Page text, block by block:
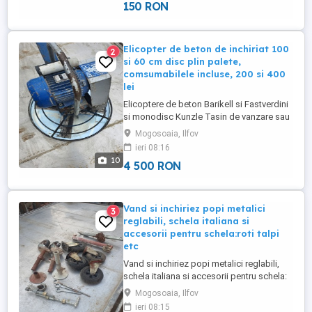
Posibilitate ...
150 RON
10
2
Elicopter de beton de inchiriat 100
si 60 cm disc plin palete,
comsumabilele incluse, 200 si 400
lei
Elicoptere de beton Barikell si Fastverdini
si monodisc Kunzle Tasin de vanzare sau
inchiriat 100cm diametru, motor termic
Subaru Ex17 si 60 cm, electric FastVerdini
disc plin palete, consumabilele incluse,
400 si 200 lei/zi. Pret vanzare 4500 lei
contra cost ...
Mogosoaia, Ilfov
ieri 08:16
4 500 RON
3
Vand si inchiriez popi metalici
reglabili, schela italiana si
accesorii pentru schela:roti talpi
etc
Vand si inchiriez popi metalici reglabili,
schela italiana si accesorii pentru schela:
jumatati, trei sferturi de schela, roti
morsete, talpi reglabile, podine, orizontale
Mogosoaia, Ilfov
ieri 08:15